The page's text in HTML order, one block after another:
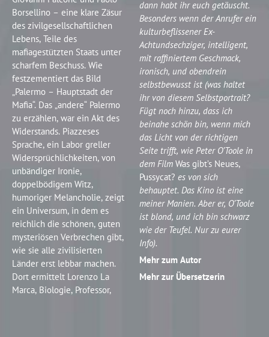
Borsellino – eine klare Zäsur
des zivilgesellschaftlichen
Lebens, Teile des
mafiagestützten Staats unter
scharfem Beschuss. Wie
festzementiert das Bild
„Palermo – Hauptstadt der
Mafia“. Das „andere“ Palermo
zu erzählen, war ein Akt des
Widerstands. Piazzeses
Sprache, ein Labor greller
Widersprüchlichkeiten, von
unbändiger Ironie,
doppelbödigem Witz,
humoriger Melancholie, zeigt
ein Universum, in dem es
reichlich die schönen, guten
mysteriösen Verbrechen gibt,
wie sie alle zivilisierten
Länder erst lebbar machen.
Dort ermittelt Lorenzo La
Marca, Biologie, Professor,
dann habt ihr euch getäuscht.
Besonders wenn der Anrufer ein
kulturbeflissener Ex-
Achtundsechziger, intelligent,
mit raffiniertem Geschmack,
ironisch, und obendrein
selbstbewusst ist (was haltet
ihr von diesem Selbstportrait?
Fügt noch hinzu, dass ich
beinahe schön bin, wenn mich
das Licht von der richtigen
Seite trifft, wie Peter O’Toole in
dem Film Was gibt’s Neues,
Pussycat? es von sich
behauptet. Das Kino ist eine
meiner Manien. Aber er, O’Toole
ist blond, und ich bin schwarz
wie der Teufel. Nur zu eurer
Info).
Mehr zum Autor
Mehr zur Übersetzerin